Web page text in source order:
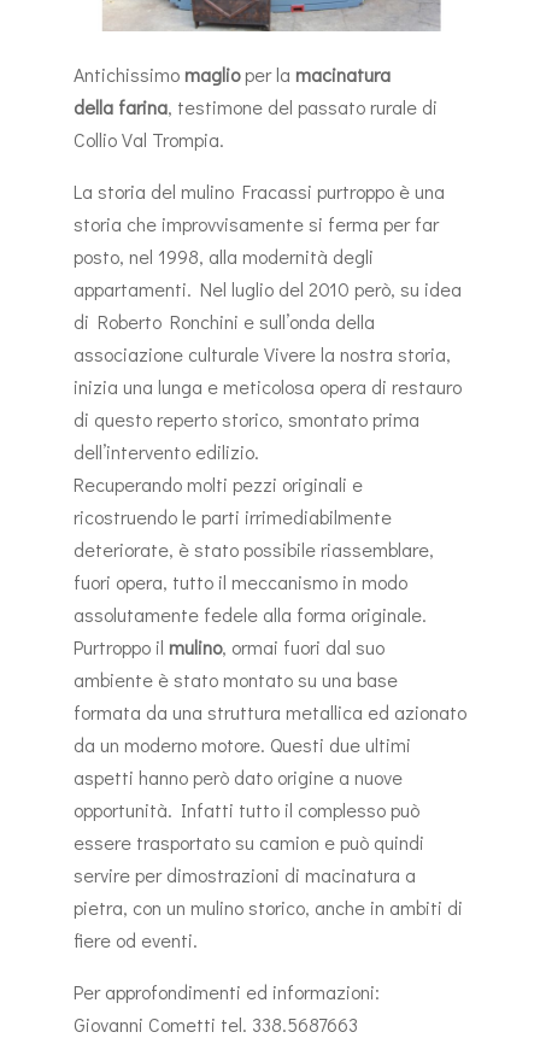
Antichissimo maglio per la macinatura
della farina, testimone del passato rurale di
Collio Val Trompia.
La storia del mulino Fracassi purtroppo è una
storia che improvvisamente si ferma per far
posto, nel 1998, alla modernità degli
appartamenti. Nel luglio del 2010 però, su idea
di Roberto Ronchini e sull’onda della
associazione culturale Vivere la nostra storia,
inizia una lunga e meticolosa opera di restauro
di questo reperto storico, smontato prima
dell’intervento edilizio.
Recuperando molti pezzi originali e
ricostruendo le parti irrimediabilmente
deteriorate, è stato possibile riassemblare,
fuori opera, tutto il meccanismo in modo
assolutamente fedele alla forma originale.
Purtroppo il mulino, ormai fuori dal suo
ambiente è stato montato su una base
formata da una struttura metallica ed azionato
da un moderno motore. Questi due ultimi
aspetti hanno però dato origine a nuove
opportunità. Infatti tutto il complesso può
essere trasportato su camion e può quindi
servire per dimostrazioni di macinatura a
pietra, con un mulino storico, anche in ambiti di
fiere od eventi.
Per approfondimenti ed informazioni:
Giovanni Cometti tel. 338.5687663